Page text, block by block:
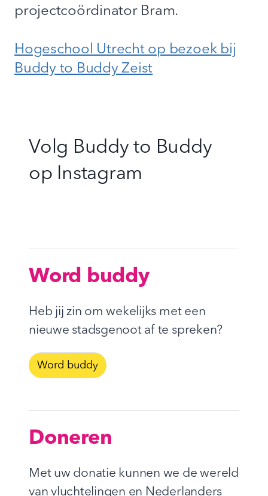
projectcoördinator Bram.
Hogeschool Utrecht op bezoek bij
Buddy to Buddy Zeist
Volg Buddy to Buddy
op Instagram
Word buddy
Heb jij zin om wekelijks met een
nieuwe stadsgenoot af te spreken?
Word buddy
Doneren
Met uw donatie kunnen we de wereld
van vluchtelingen en Nederlanders